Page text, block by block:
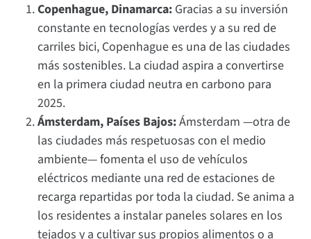
Copenhague, Dinamarca: Gracias a su inversión
constante en tecnologías verdes y a su red de
carriles bici, Copenhague es una de las ciudades
más sostenibles. La ciudad aspira a convertirse
en la primera ciudad neutra en carbono para
2025.
Ámsterdam, Países Bajos:Ámsterdam —otra de
las ciudades más respetuosas con el medio
ambiente— fomenta el uso de vehículos
eléctricos mediante una red de estaciones de
recarga repartidas por toda la ciudad. Se anima a
los residentes a instalar paneles solares en los
tejados y a cultivar sus propios alimentos o a